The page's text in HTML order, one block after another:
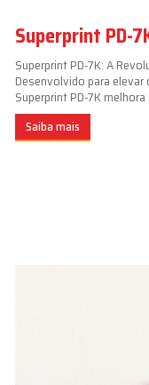
Superprint PD-
Superprint PD-7K: A
Desenvolvido para
Superprint PD-7K melhora
Saiba mais